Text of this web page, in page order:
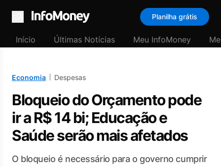
Menu
Planilha grátis
Início Últimas Notícias Meu InfoMoney
Economia Despesas
Bloqueio do Orçamento pode
ir a R$ 14 bi; Educação e
Saúde serão mais afetados
O bloqueio é necessário para o governo cumprir